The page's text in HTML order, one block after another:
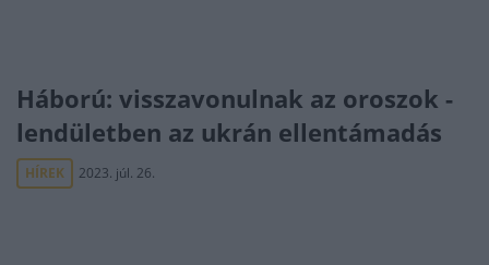
Háború: visszavonulnak az oroszok -
lendületben az ukrán ellentámadás
HÍREK 2023. júl. 26.